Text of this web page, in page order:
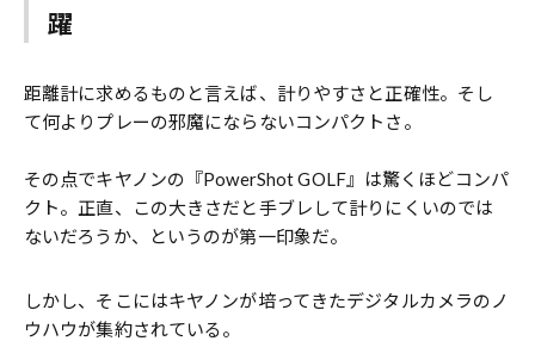
躍
距離計に求めるものと言えば、計りやすさと正確性。そし
て何よりプレーの邪魔にならないコンパクトさ。
その点でキヤノンの『PowerShot GOLF』は驚くほどコンパ
クト。正直、この大きさだと手ブレして計りにくいのでは
ないだろうか、というのが第一印象だ。
しかし、そこにはキヤノンが培ってきたデジタルカメラのノ
ウハウが集約されている。